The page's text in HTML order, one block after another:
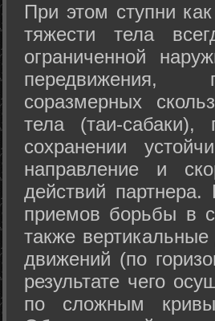
При этом ступни
тяжести тела
ограниченной
передвижения,
соразмерных
тела (таи-сабаки),
сохранении
направление и
действий партнера.
приемов борьбы в
также
движений (по
результате чего
по сложным